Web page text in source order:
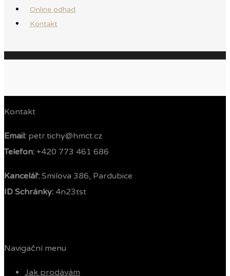
Online odhad
Kontakt
Kontakt
Email: petr.tichy@hmct.cz
Telefon: ‭ +420 773 461 686‬
Kancelář: Smilova 386, Pardubice
ID Schránky: 4n23tst
Navigační menu
Jak prodávám